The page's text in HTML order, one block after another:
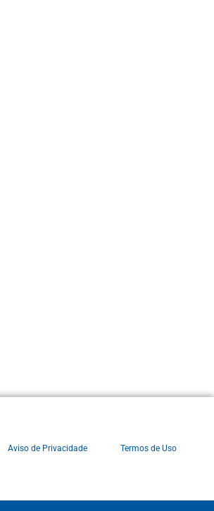
Aviso de Privacidade Termos de Uso